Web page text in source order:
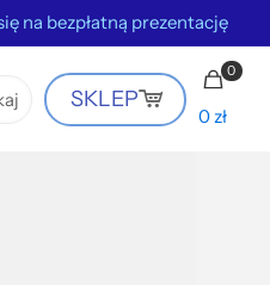
na bezpłatną prezentację
SKLEP
0
0 zł